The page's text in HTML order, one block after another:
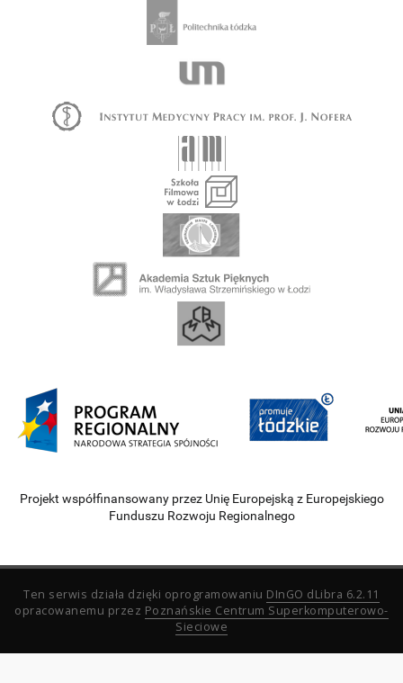
Projekt współfinansowany przez Unię Europejską z Europejskiego
Funduszu Rozwoju Regionalnego
Ten serwis działa dzięki oprogramowaniu DInGO dLibra 6.2.11
opracowanemu przez Poznańskie Centrum Superkomputerowo-
Sieciowe